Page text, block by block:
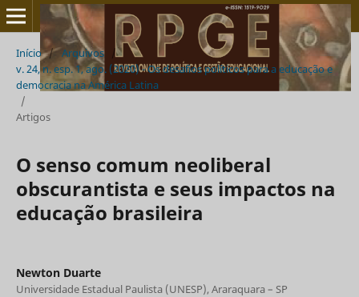
Início / Arquivos
/
v. 24, n. esp. 1, ago. (2020) - Os desafios políticos para a educação e
democracia na América Latina
/
Artigos
O senso comum neoliberal
obscurantista e seus impactos na
educação brasileira
Newton Duarte
Universidade Estadual Paulista (UNESP), Araraquara – SP